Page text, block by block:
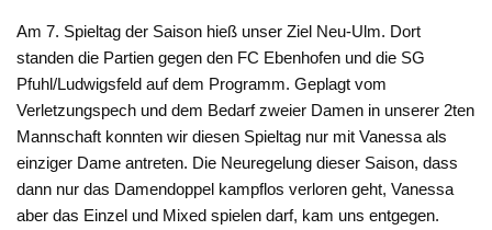
Am 7. Spieltag der Saison hieß unser Ziel Neu-Ulm. Dort
standen die Partien gegen den FC Ebenhofen und die SG
Pfuhl/Ludwigsfeld auf dem Programm. Geplagt vom
Verletzungspech und dem Bedarf zweier Damen in unserer 2ten
Mannschaft konnten wir diesen Spieltag nur mit Vanessa als
einziger Dame antreten. Die Neuregelung dieser Saison, dass
dann nur das Damendoppel kampflos verloren geht, Vanessa
aber das Einzel und Mixed spielen darf, kam uns entgegen.